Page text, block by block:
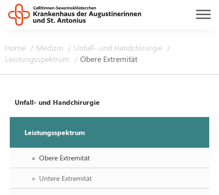
Home Medizin
Unfall- und Handchirurgie
Leistungsspektrum
Obere Extremität
Unfall- und Handchirurgie
Leistungsspektrum
Obere Extremität
Untere Extremität